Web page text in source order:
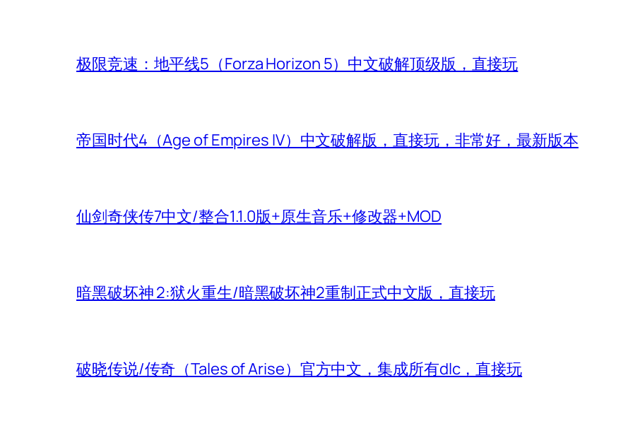
极限竞速：地平线5（Forza Horizon 5）中文破解顶级版，直接玩
帝国时代4（Age of Empires IV）中文破解版，直接玩，非常好，最新版本
仙剑奇侠传7中文/整合1.1.0版+原生音乐+修改器+MOD
暗黑破坏神 2:狱火重生/暗黑破坏神2重制正式中文版，直接玩
破晓传说/传奇（Tales of Arise）官方中文，集成所有dlc，直接玩